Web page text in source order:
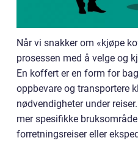
Når vi snakker om «kjøpe
prosessen med å velge og
En koffert er en form for
oppbevare og transportere
nødvendigheter under
mer spesifikke
forretningsreiser eller